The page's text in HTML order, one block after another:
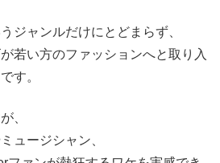
ジャンルだけにとどまらず、
若い方のファッションへと取り入
す。
、
ュージシャン、